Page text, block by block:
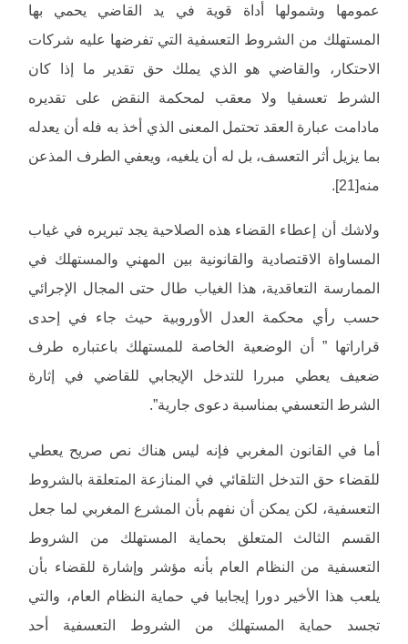
عمومها وشمولها أداة قوية في يد القاضي يحمي بها
المستهلك من الشروط التعسفية التي تفرضها عليه شركات
الاحتكار، والقاضي هو الذي يملك حق تقدير ما إذا كان
الشرط تعسفيا ولا معقب لمحكمة النقض على تقديره
مادامت عبارة العقد تحتمل المعنى الذي أخذ به فله أن يعدله
بما يزيل أثر التعسف، بل له أن يلغيه، ويعفي الطرف المذعن
منه[21].
ولاشك أن إعطاء القضاء هذه الصلاحية يجد تبريره في غياب
المساواة الاقتصادية والقانونية بين المهني والمستهلك في
الممارسة التعاقدية، هذا الغياب طال حتى المجال الإجرائي
حسب رأي محكمة العدل الأوروبية حيث جاء في إحدى
قراراتها ” أن الوضعية الخاصة للمستهلك باعتباره طرف
ضعيف يعطي مبررا للتدخل الإيجابي للقاضي في إثارة
الشرط التعسفي بمناسبة دعوى جارية”.
أما في القانون المغربي فإنه ليس هناك نص صريح يعطي
للقضاء حق التدخل التلقائي في المنازعة المتعلقة بالشروط
التعسفية، لكن يمكن أن نفهم بأن المشرع المغربي لما جعل
القسم الثالث المتعلق بحماية المستهلك من الشروط
التعسفية من النظام العام بأنه مؤشر وإشارة للقضاء بأن
يلعب هذا الأخير دورا إيجابيا في حماية النظام العام، والتي
تجسد حماية المستهلك من الشروط التعسفية أحد